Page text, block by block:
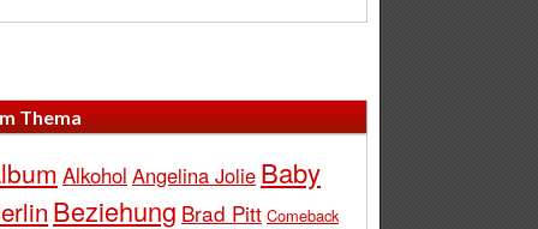
Thema
Alkohol Angelina Jolie Baby
Beziehung Brad Pitt Comeback